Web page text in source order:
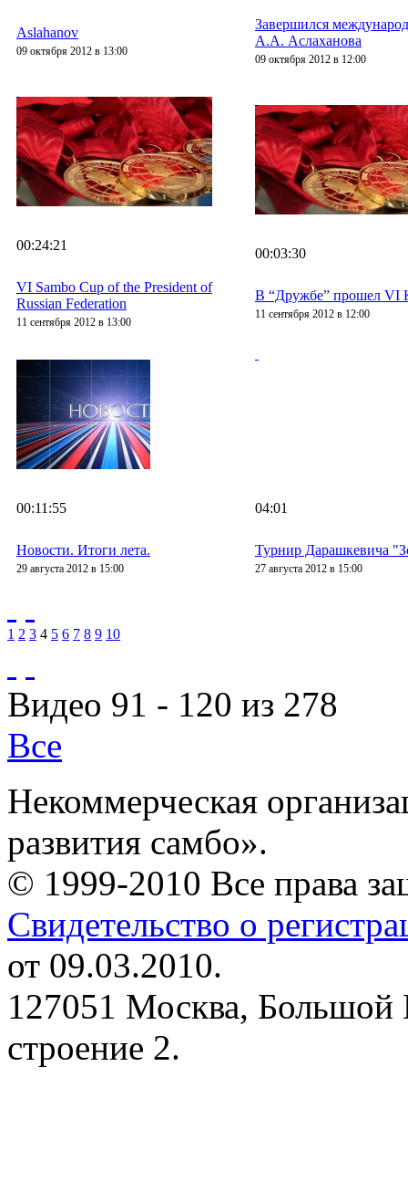
Aslahanov
09 октября 2012 в 13:00
Завершился
А.А. Аслаханова
09 октября 2012 в 12:00
00:24:21
VI Sambo Cup of the President of
Russian Federation
11 сентября 2012 в 13:00
00:03:30
В “Дружбе” прошел VI
11 сентября 2012 в 12:00
00:11:55
Новости. Итоги лета.
29 августа 2012 в 15:00
04:01
Турнир Дарашкевича
27 августа 2012 в 15:00
1 2 3 4 5 6 7 8 9 10
Видео 91 - 120 из 278
Все
Некоммерческая
развития самбо».
© 1999-2010 Все права
Свидетельство о
от 09.03.2010.
127051 Москва, Большой
строение 2.